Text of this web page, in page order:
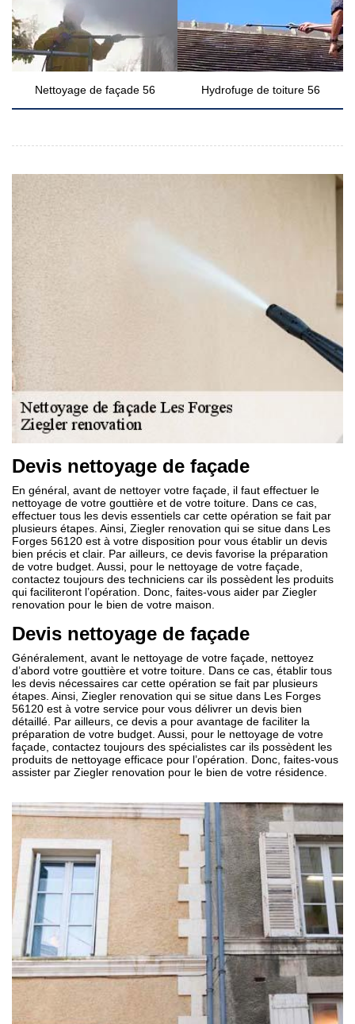
Nettoyage de façade 56 Hydrofuge de toiture 56
Devis nettoyage de façade
En général, avant de nettoyer votre façade, il faut effectuer le
nettoyage de votre gouttière et de votre toiture. Dans ce cas,
effectuer tous les devis essentiels car cette opération se fait par
plusieurs étapes. Ainsi, Ziegler renovation qui se situe dans Les
Forges 56120 est à votre disposition pour vous établir un devis
bien précis et clair. Par ailleurs, ce devis favorise la préparation
de votre budget. Aussi, pour le nettoyage de votre façade,
contactez toujours des techniciens car ils possèdent les produits
qui faciliteront l’opération. Donc, faites-vous aider par Ziegler
renovation pour le bien de votre maison.
Devis nettoyage de façade
Généralement, avant le nettoyage de votre façade, nettoyez
d’abord votre gouttière et votre toiture. Dans ce cas, établir tous
les devis nécessaires car cette opération se fait par plusieurs
étapes. Ainsi, Ziegler renovation qui se situe dans Les Forges
56120 est à votre service pour vous délivrer un devis bien
détaillé. Par ailleurs, ce devis a pour avantage de faciliter la
préparation de votre budget. Aussi, pour le nettoyage de votre
façade, contactez toujours des spécialistes car ils possèdent les
produits de nettoyage efficace pour l’opération. Donc, faites-vous
assister par Ziegler renovation pour le bien de votre résidence.